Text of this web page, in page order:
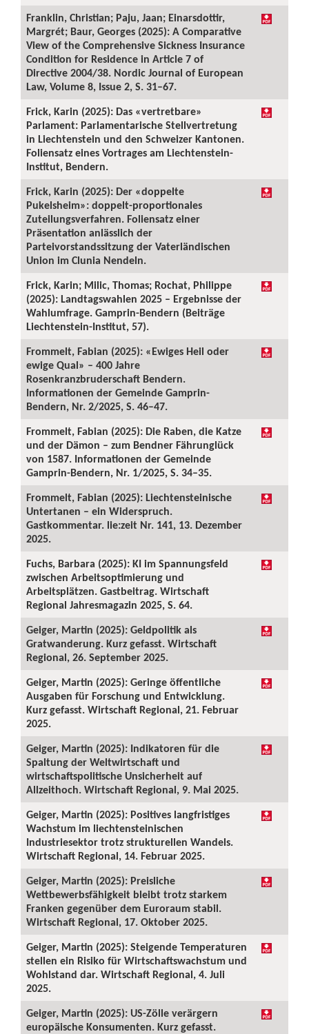
Franklin, Christian; Paju, Jaan; Einarsdottir,
Margrét; Baur, Georges (2025): A Comparative
View of the Comprehensive Sickness Insurance
Condition for Residence in Article 7 of
Directive 2004/38. Nordic Journal of European
Law, Volume 8, Issue 2, S. 31–67.
Frick, Karin (2025): Das «vertretbare»
Parlament: Parlamentarische Stellvertretung
in Liechtenstein und den Schweizer Kantonen.
Foliensatz eines Vortrages am Liechtenstein-
Institut, Bendern.
Frick, Karin (2025): Der «doppelte
Pukelsheim»: doppelt-proportionales
Zuteilungsverfahren. Foliensatz einer
Präsentation anlässlich der
Parteivorstandssitzung der Vaterländischen
Union im Clunia Nendeln.
Frick, Karin; Milic, Thomas; Rochat, Philippe
(2025): Landtagswahlen 2025 – Ergebnisse der
Wahlumfrage. Gamprin-Bendern (Beiträge
Liechtenstein-Institut, 57).
Frommelt, Fabian (2025): «Ewiges Heil oder
ewige Qual» – 400 Jahre
Rosenkranzbruderschaft Bendern.
Informationen der Gemeinde Gamprin-
Bendern, Nr. 2/2025, S. 46–47.
Frommelt, Fabian (2025): Die Raben, die Katze
und der Dämon – zum Bendner Fährunglück
von 1587. Informationen der Gemeinde
Gamprin-Bendern, Nr. 1/2025, S. 34–35.
Frommelt, Fabian (2025): Liechtensteinische
Untertanen – ein Widerspruch.
Gastkommentar. lie:zeit Nr. 141, 13. Dezember
2025.
Fuchs, Barbara (2025): KI im Spannungsfeld
zwischen Arbeitsoptimierung und
Arbeitsplätzen. Gastbeitrag. Wirtschaft
Regional Jahresmagazin 2025, S. 64.
Geiger, Martin (2025): Geldpolitik als
Gratwanderung. Kurz gefasst. Wirtschaft
Regional, 26. September 2025.
Geiger, Martin (2025): Geringe öffentliche
Ausgaben für Forschung und Entwicklung.
Kurz gefasst. Wirtschaft Regional, 21. Februar
2025.
Geiger, Martin (2025): Indikatoren für die
Spaltung der Weltwirtschaft und
wirtschaftspolitische Unsicherheit auf
Allzeithoch. Wirtschaft Regional, 9. Mai 2025.
Geiger, Martin (2025): Positives langfristiges
Wachstum im liechtensteinischen
Industriesektor trotz strukturellen Wandels.
Wirtschaft Regional, 14. Februar 2025.
Geiger, Martin (2025): Preisliche
Wettbewerbsfähigkeit bleibt trotz starkem
Franken gegenüber dem Euroraum stabil.
Wirtschaft Regional, 17. Oktober 2025.
Geiger, Martin (2025): Steigende Temperaturen
stellen ein Risiko für Wirtschaftswachstum und
Wohlstand dar. Wirtschaft Regional, 4. Juli
2025.
Geiger, Martin (2025): US-Zölle verärgern
europäische Konsumenten. Kurz gefasst.